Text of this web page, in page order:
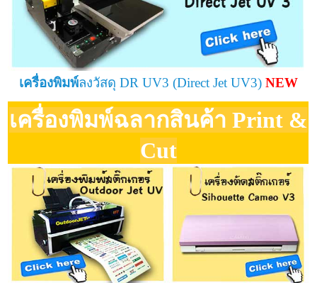
เครื่องพิมพ์ลงวัสดุ DR UV3 (Direct Jet UV3) NEW
เครื่องพิมพ์ฉลากสินค้า Print &
Cut